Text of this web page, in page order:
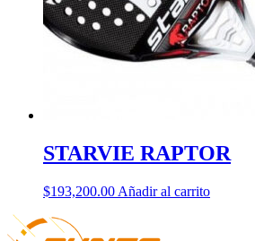
STARVIE RAPTOR
$193,200.00 Añadir al carrito